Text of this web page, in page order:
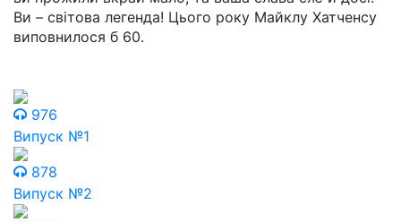
Ви – світова легенда! Цього року Майклу Хатченсу
виповнилося б 60.
976
Випуск №1
878
Випуск №2